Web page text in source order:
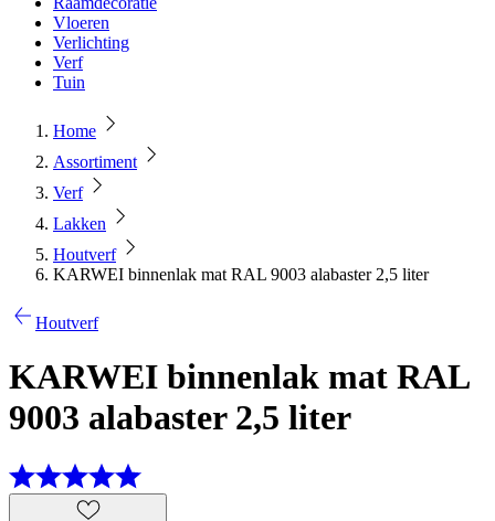
Vloeren
Verlichting
Verf
Tuin
Home
Assortiment
Verf
Lakken
Houtverf
KARWEI binnenlak mat RAL 9003 alabaster 2,5 liter
Houtverf
KARWEI binnenlak mat RAL
9003 alabaster 2,5 liter